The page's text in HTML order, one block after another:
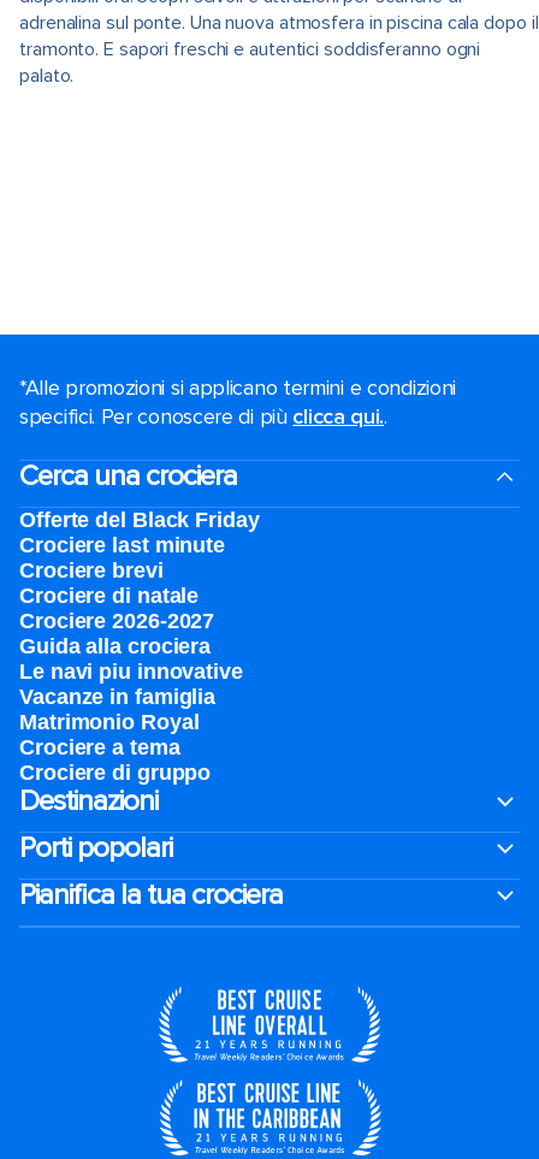
adrenalina sul ponte. Una nuova atmosfera in piscina cala dopo il
tramonto. E sapori freschi e autentici soddisferanno ogni
palato.
*Alle promozioni si applicano termini e condizioni
specifici. Per conoscere di più clicca qui..
Cerca una crociera
Offerte del Black Friday
Crociere last minute
Crociere brevi​
Crociere di natale​
Crociere 2026-2027
Guida alla crociera
Le navi piu innovative
Vacanze in famiglia
Matrimonio Royal
Crociere a tema
Crociere di gruppo
Destinazioni
Porti popolari
Pianifica la tua crociera